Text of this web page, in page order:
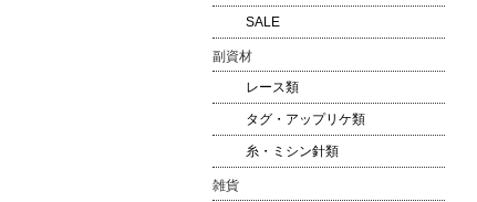
SALE
副資材
レース類
タグ・アップリケ類
糸・ミシン針類
雑貨